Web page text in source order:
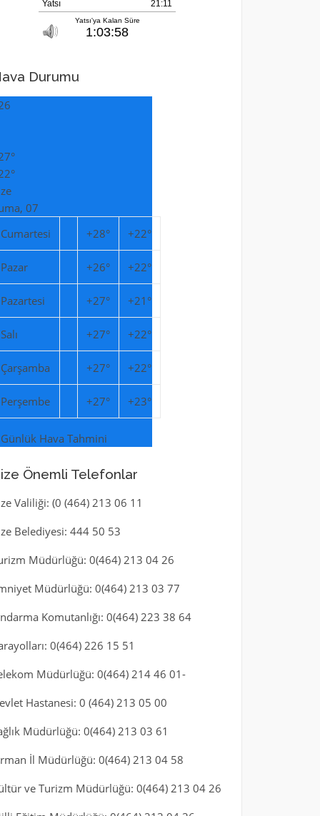
Durumu
07
Cumartesi
+28° +22°
Pazar +26° +22°
Pazartesi +27° +21°
Salı +27° +22°
Çarşamba +27° +22°
Perşembe +27° +23°
Hava Tahmini
Önemli Telefonlar
Valiliği: (0 (464) 213 06 11
Belediyesi: 444 50 53
Müdürlüğü: 0(464) 213 04 26
Müdürlüğü: 0(464) 213 03 77
Komutanlığı: 0(464) 223 38 64
0(464) 226 15 51
Müdürlüğü: 0(464) 214 46 01-
Hastanesi: 0 (464) 213 05 00
Müdürlüğü: 0(464) 213 03 61
İl Müdürlüğü: 0(464) 213 04 58
ve Turizm Müdürlüğü: 0(464) 213 04 26